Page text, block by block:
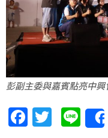
彭副主委與嘉賓點亮中興
Facebook
Twitter
Line